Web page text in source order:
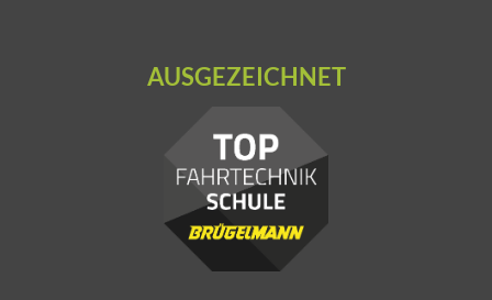
AUSGEZEICHNET